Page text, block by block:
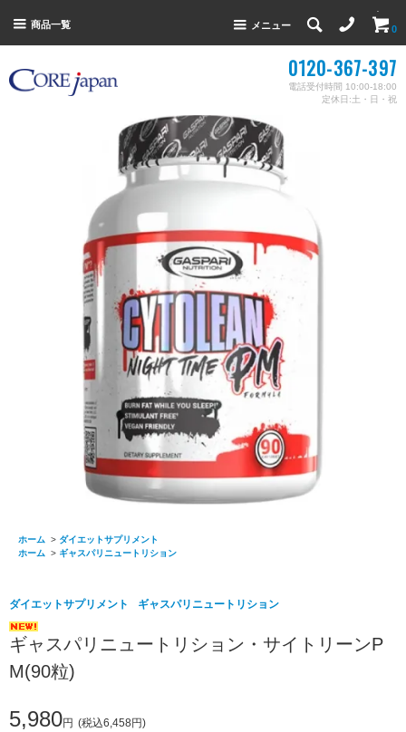
商品一覧 メニュー 0
0120-367-397
電話受付時間 10:00-18:00
定休日:土・日・祝
ホーム > ダイエットサプリメント
ホーム
> ギャスパリニュートリション
ダイエットサプリメント ギャスパリニュートリション
ギャスパリニュートリション・サイトリーンP
M(90粒)
5,980円 (税込6,458円)